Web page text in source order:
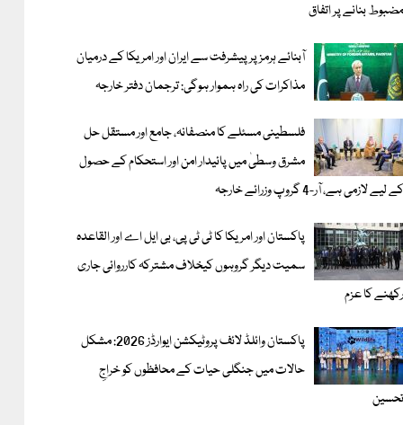
مضبوط بنانے پر اتفاق
آبنائے ہرمز پر پیشرفت سے ایران اور امریکا کے درمیان
مذاکرات کی راہ ہموار ہوگی: ترجمان دفتر خارجہ
فلسطینی مسئلے کا منصفانہ، جامع اور مستقل حل
مشرق وسطیٰ میں پائیدار امن اور استحکام کے حصول
کے لیے لازمی ہے، آر-4 گروپ وزرائے خارجہ
پاکستان اور امریکا کا ٹی ٹی پی، بی ایل اے اور القاعدہ
سمیت دیگر گروہوں کیخلاف مشترکہ کارروائی جاری
رکھنے کا عزم
پاکستان وائلڈ لائف پروٹیکشن ایوارڈز 2026: مشکل
حالات میں جنگلی حیات کے محافظوں کو خراجِ
تحسین